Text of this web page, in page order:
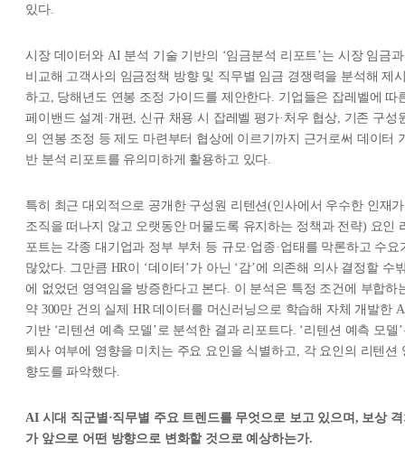
있다.
시장 데이터와 AI 분석 기술 기반의 ‘임금분석 리포트’는 시장 임금과
비교해 고객사의 임금정책 방향 및 직무별 임금 경쟁력을 분석해 제
하고, 당해년도 연봉 조정 가이드를 제안한다. 기업들은 잡레벨에 따
페이밴드 설계·개편, 신규 채용 시 잡레벨 평가·처우 협상, 기존 구성
의 연봉 조정 등 제도 마련부터 협상에 이르기까지 근거로써 데이터
반 분석 리포트를 유의미하게 활용하고 있다.
특히 최근 대외적으로 공개한 구성원 리텐션(인사에서 우수한 인재가
조직을 떠나지 않고 오랫동안 머물도록 유지하는 정책과 전략) 요인
포트는 각종 대기업과 정부 부처 등 규모·업종·업태를 막론하고 수요
많았다. 그만큼 HR이 ‘데이터’가 아닌 ‘감’에 의존해 의사 결정할 수
에 없었던 영역임을 방증한다고 본다. 이 분석은 특정 조건에 부합하
약 300만 건의 실제 HR 데이터를 머신러닝으로 학습해 자체 개발한
기반 ‘리텐션 예측 모델’로 분석한 결과 리포트다. ‘리텐션 예측 모델
퇴사 여부에 영향을 미치는 주요 요인을 식별하고, 각 요인의 리텐션
향도를 파악했다.
AI 시대 직군별·직무별 주요 트렌드를 무엇으로 보고 있으며, 보상
가 앞으로 어떤 방향으로 변화할 것으로 예상하는가.